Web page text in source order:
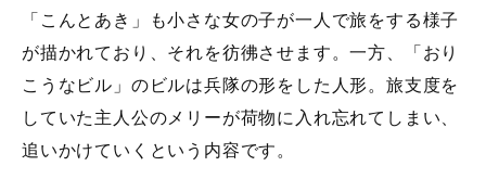
「こんとあき」も小さな女の子が一人で旅をする様子
が描かれており、それを彷彿させます。一方、「おり
こうなビル」のビルは兵隊の形をした人形。旅支度を
していた主人公のメリーが荷物に入れ忘れてしまい、
追いかけていくという内容です。